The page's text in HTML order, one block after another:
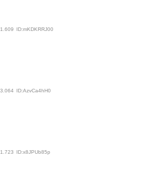
ID:mKDKRRJ00
ID:AzvCa4hH0
ID:x8JPUb85p